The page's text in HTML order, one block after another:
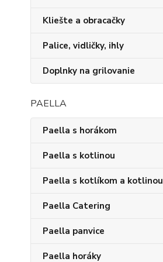
Kliešte a obracačky
Palice, vidličky, ihly
Doplnky na grilovanie
PAELLA
Paella s horákom
Paella s kotlinou
Paella s kotlíkom a kotlinou
Paella Catering
Paella panvice
Paella horáky